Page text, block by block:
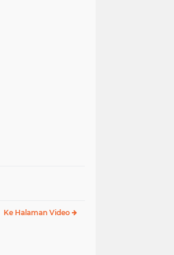
Ke Halaman Video